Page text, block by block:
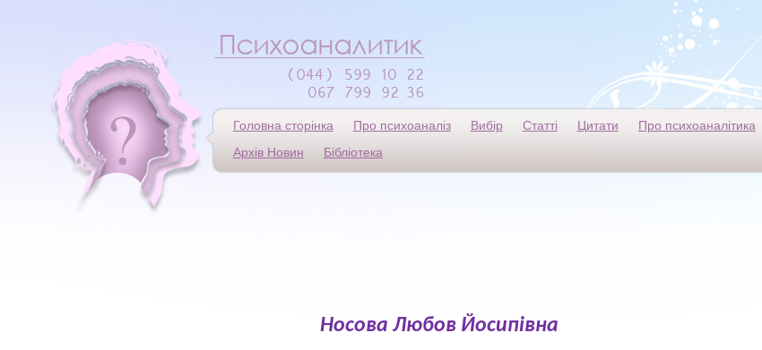
Головна сторінка Про психоаналіз Вибір Статті Цитати Про психоаналітика
Архів Новин
Бібліотека
Носова Любов Йосипівна